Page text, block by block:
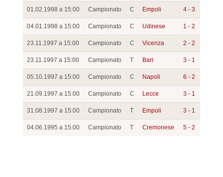
01.02.1998 a 15:00 Campionato C Empoli 4 - 3
04.01.1998 a 15:00 Campionato C Udinese 1 - 2
23.11.1997 a 15:00 Campionato C Vicenza 2 - 2
23.11.1997 a 15:00 Campionato T Bari 3 - 1
05.10.1997 a 15:00 Campionato C Napoli 6 - 2
21.09.1997 a 15:00 Campionato C Lecce 3 - 1
31.08.1997 a 15:00 Campionato T Empoli 3 - 1
04.06.1995 a 15:00 Campionato T Cremonese 5 - 2